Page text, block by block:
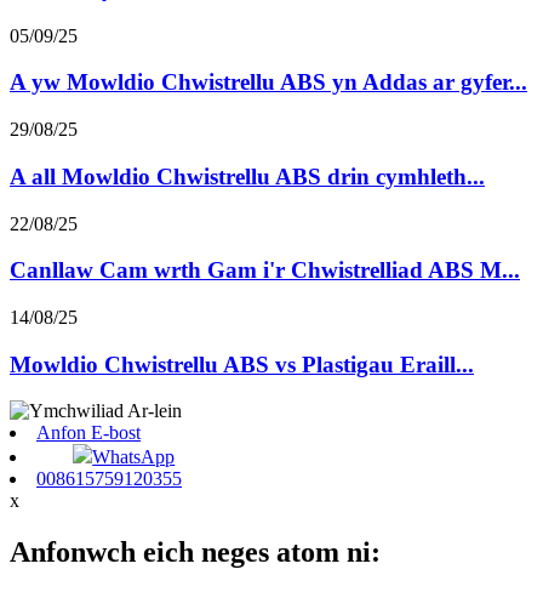
05/09/25
A yw Mowldio Chwistrellu ABS yn Addas ar gyfer...
29/08/25
A all Mowldio Chwistrellu ABS drin cymhleth...
22/08/25
Canllaw Cam wrth Gam i'r Chwistrelliad ABS M...
14/08/25
Mowldio Chwistrellu ABS vs Plastigau Eraill...
Anfon E-bost
WhatsApp
008615759120355
x
Anfonwch eich neges atom ni: